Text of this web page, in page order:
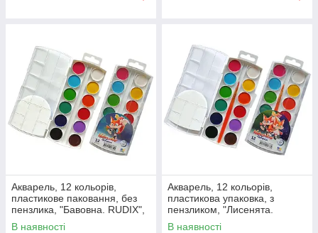
Акварель, 12 кольорів,
пластикове паковання, без
пензлика, "Бавовна. RUDIX",
ГАММА'UA
В наявності
Акварель, 12 кольорів,
пластикова упаковка, з
пензликом, "Лисенята.
RUDIX", ГАММА'UA
В наявності